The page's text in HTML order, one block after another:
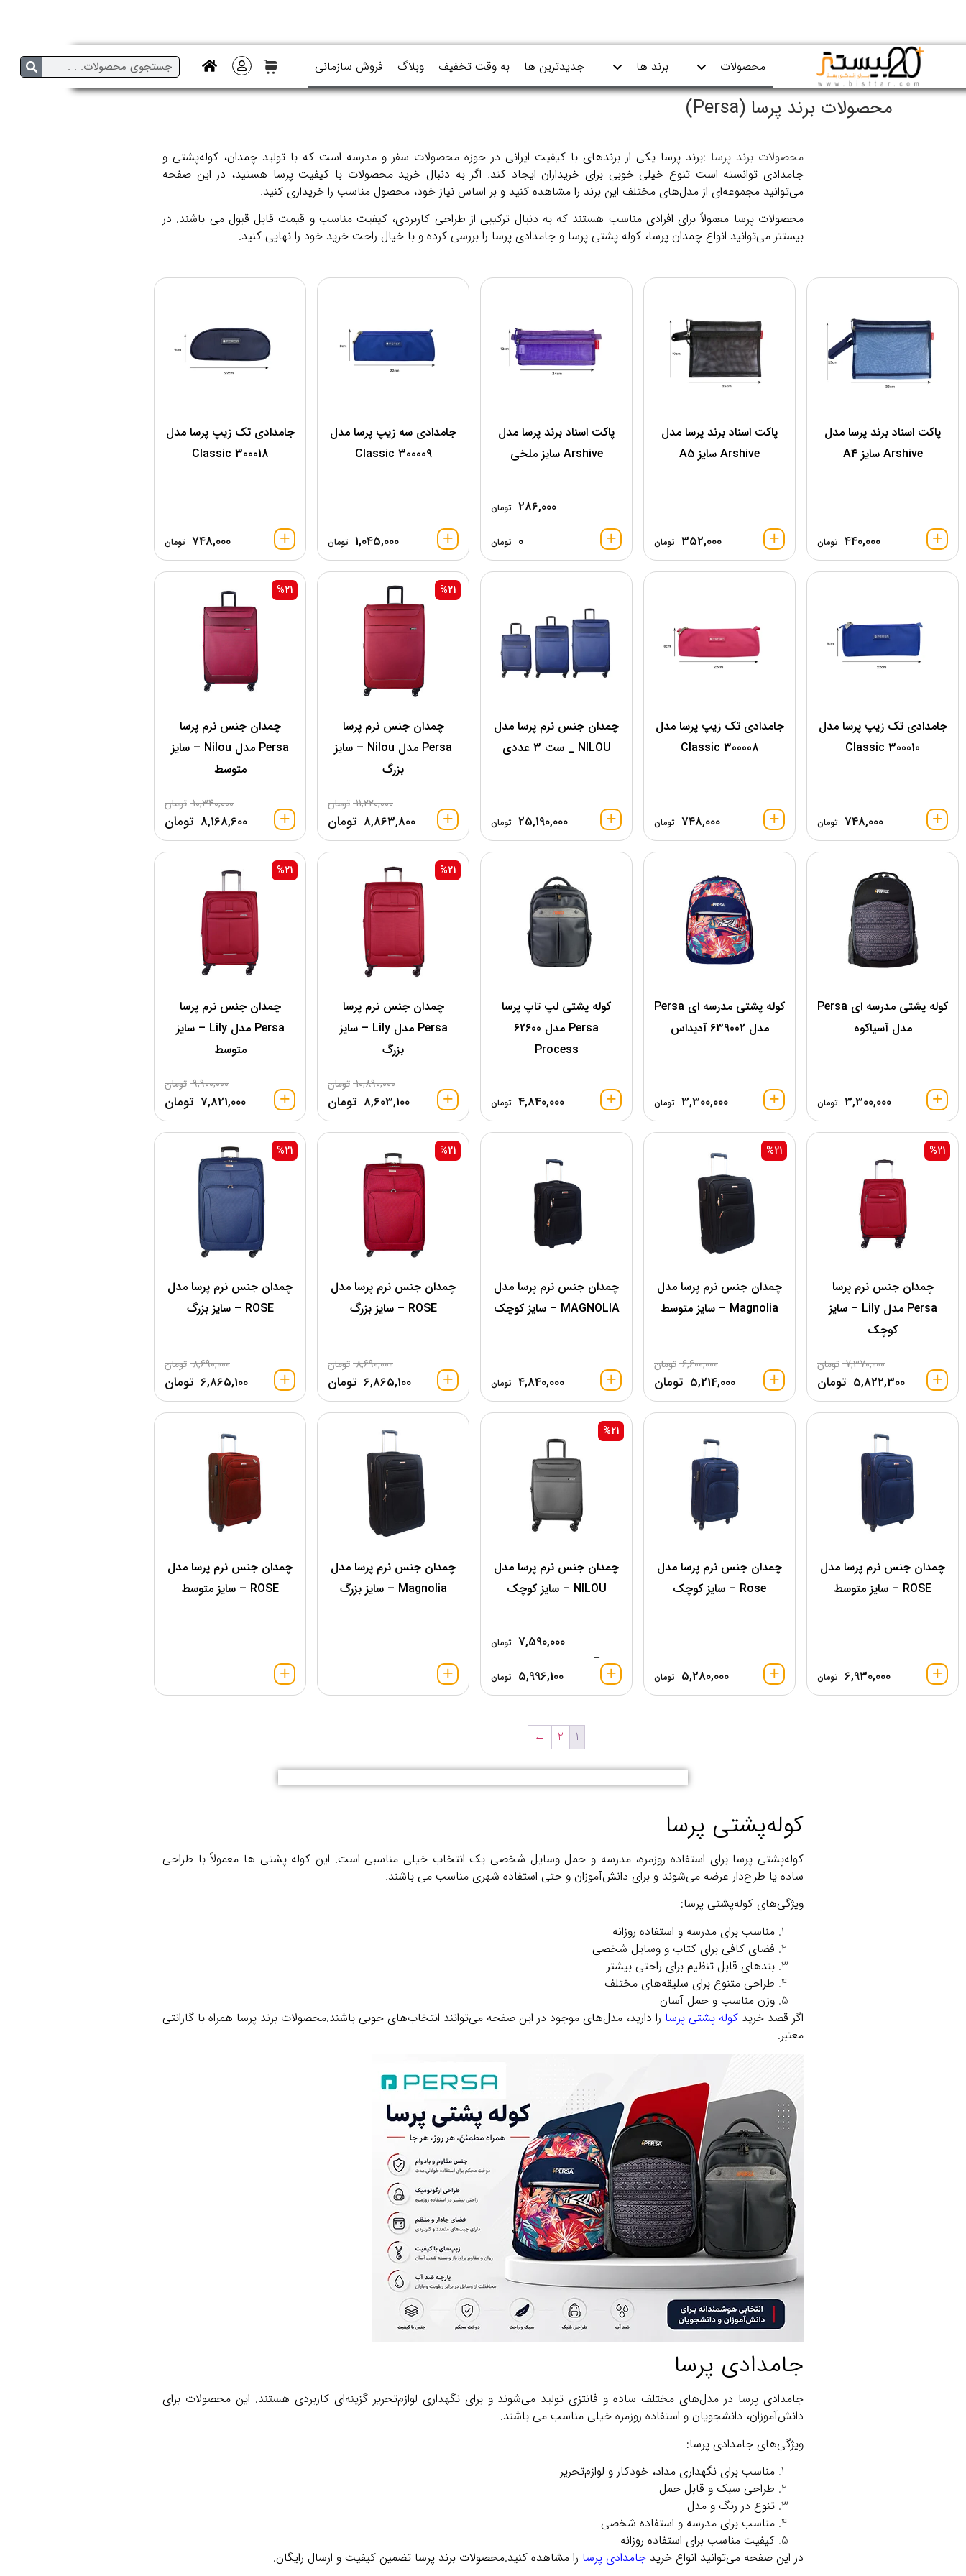
محصولات برند ها جدیدترین ها به وقت تخفیف وبلاگ فروش سازمانی
محصولات برند پرسا (Persa)
محصولات برند پرسا :برند پرسا یکی از برندهای با کیفیت ایرانی در حوزه محصولات سفر و مدرسه است که با تولید چمدان، کوله‌پشتی و
جامدادی توانسته است تنوع خیلی خوبی برای خریداران ایجاد کند. اگر به دنبال خرید محصولات با کیفیت پرسا هستید، در این صفحه
می‌توانید مجموعه‌ای از مدل‌های مختلف این برند را مشاهده کنید و بر اساس نیاز خود، محصول مناسب را خریداری کنید.
محصولات پرسا معمولاً برای افرادی مناسب هستند که به دنبال ترکیبی از طراحی کاربردی، کیفیت مناسب و قیمت قابل قبول می باشند. در
بیستتر می‌توانید انواع چمدان پرسا، کوله پشتی پرسا و جامدادی پرسا را بررسی کرده و با خیال راحت خرید خود را نهایی کنید.
پاکت اسناد برند پرسا مدل
Arshive سایز A4
440,000 تومان
پاکت اسناد برند پرسا مدل
Arshive سایز A5
352,000 تومان
پاکت اسناد برند پرسا مدل
Arshive سایز ملخی
286,000 تومان
–
0 تومان
جامدادی سه زیپ پرسا مدل
300009 Classic
1,045,000 تومان
جامدادی تک زیپ پرسا مدل
300018 Classic
748,000 تومان
جامدادی تک زیپ پرسا مدل
300010 Classic
748,000 تومان
جامدادی تک زیپ پرسا مدل
300008 Classic
748,000 تومان
چمدان جنس نرم پرسا مدل
NILOU _ ست 3 عددی
25,190,000 تومان
چمدان جنس نرم پرسا
Persa مدل Nilou – سایز
بزرگ
%21
11,220,000 تومان
8,863,800 تومان
چمدان جنس نرم پرسا
Persa مدل Nilou – سایز
متوسط
%21
10,340,000 تومان
8,168,600 تومان
کوله پشتی مدرسه ای Persa
مدل آسیاکوه
3,300,000 تومان
کوله پشتی مدرسه ای Persa
مدل 639002 آدیداس
3,300,000 تومان
کوله پشتی لپ تاپ پرسا
Persa مدل 62600
Process
4,840,000 تومان
چمدان جنس نرم پرسا
Persa مدل Lily – سایز
بزرگ
%21
10,890,000 تومان
8,603,100 تومان
چمدان جنس نرم پرسا
Persa مدل Lily – سایز
متوسط
%21
9,900,000 تومان
7,821,000 تومان
چمدان جنس نرم پرسا
Persa مدل Lily – سایز
کوچک
%21
7,370,000 تومان
5,822,300 تومان
چمدان جنس نرم پرسا مدل
Magnolia – سایز متوسط
%21
6,600,000 تومان
5,214,000 تومان
چمدان جنس نرم پرسا مدل
MAGNOLIA – سایز کوچک
4,840,000 تومان
چمدان جنس نرم پرسا مدل
ROSE – سایز بزرگ
%21
8,690,000 تومان
6,865,100 تومان
چمدان جنس نرم پرسا مدل
ROSE – سایز بزرگ
%21
8,690,000 تومان
6,865,100 تومان
چمدان جنس نرم پرسا مدل
ROSE – سایز متوسط
6,930,000 تومان
چمدان جنس نرم پرسا مدل
Rose – سایز کوچک
5,280,000 تومان
چمدان جنس نرم پرسا مدل
NILOU – سایز کوچک
%21
7,590,000 تومان
–
5,996,100 تومان
چمدان جنس نرم پرسا مدل
Magnolia – سایز بزرگ
چمدان جنس نرم پرسا مدل
ROSE – سایز متوسط
1
2
←
کوله‌پشتی پرسا
کوله‌پشتی پرسا برای استفاده روزمره، مدرسه و حمل وسایل شخصی یک انتخاب خیلی مناسبی است. این کوله‌ پشتی ها معمولاً با طراحی
ساده یا طرح‌دار عرضه می‌شوند و برای دانش‌آموزان و حتی استفاده شهری مناسب می باشند.
ویژگی‌های کوله‌پشتی پرسا:
مناسب برای مدرسه و استفاده روزانه
فضای کافی برای کتاب و وسایل شخصی
بندهای قابل تنظیم برای راحتی بیشتر
طراحی متنوع برای سلیقه‌های مختلف
وزن مناسب و حمل آسان
اگر قصد خرید کوله پشتی پرسا را دارید، مدل‌های موجود در این صفحه می‌توانند انتخاب‌های خوبی باشند.محصولات برند پرسا همراه با گارانتی
معتبر.
جامدادی پرسا
جامدادی‌ پرسا در مدل‌های مختلف ساده و فانتزی تولید می‌شوند و برای نگهداری لوازم‌تحریر گزینه‌ای کاربردی هستند. این محصولات برای
دانش‌آموزان، دانشجویان و استفاده روزمره خیلی مناسب می باشند.
ویژگی‌های جامدادی پرسا:
مناسب برای نگهداری مداد، خودکار و لوازم‌تحریر
طراحی سبک و قابل حمل
تنوع در رنگ و مدل
مناسب برای مدرسه و استفاده شخصی
کیفیت مناسب برای استفاده روزانه
در این صفحه می‌توانید انواع خرید جامدادی پرسا را مشاهده کنید.محصولات برند پرسا تضمین کیفیت و ارسال رایگان.